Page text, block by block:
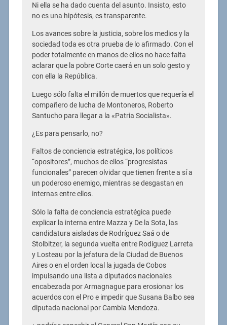
Ni ella se ha dado cuenta del asunto. Insisto, esto
no es una hipótesis, es transparente.
Los avances sobre la justicia, sobre los medios y la
sociedad toda es otra prueba de lo afirmado. Con el
poder totalmente en manos de ellos no hace falta
aclarar que la pobre Corte caerá en un solo gesto y
con ella la República.
Luego sólo falta el millón de muertos que requería el
compañero de lucha de Montoneros, Roberto
Santucho para llegar a la «Patria Socialista».
¿Es para pensarlo, no?
Faltos de conciencia estratégica, los políticos
“opositores”, muchos de ellos “progresistas
funcionales” parecen olvidar que tienen frente a sí a
un poderoso enemigo, mientras se desgastan en
internas entre ellos.
Sólo la falta de conciencia estratégica puede
explicar la interna entre Mazza y De la Sota, las
candidatura aisladas de Rodríguez Saá o de
Stolbitzer, la segunda vuelta entre Rodíguez Larreta
y Losteau por la jefatura de la Ciudad de Buenos
Aires o en el orden local la jugada de Cobos
impulsando una lista a diputados nacionales
encabezada por Armagnague para erosionar los
acuerdos con el Pro e impedir que Susana Balbo sea
diputada nacional por Cambia Mendoza.